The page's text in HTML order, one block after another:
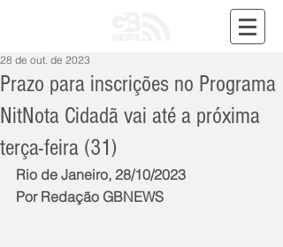
Prazo para inscrições no Programa
NitNota Cidadã vai até a próxima
terça-feira (31)
28 de out. de 2023
Rio de Janeiro, 28/10/2023
Por Redação GBNEWS